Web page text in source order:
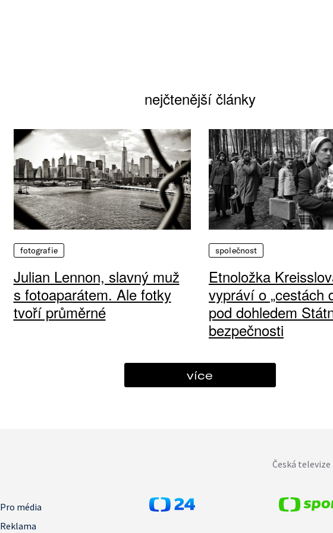
nejčtenější články
fotografie
Julian Lennon, slavný muž
s fotoaparátem. Ale fotky
tvoří průměrné
společnost
Etnoložka
vypráví o „cestách
pod dohledem
bezpečnosti
více
Česká
Pro média
Reklama